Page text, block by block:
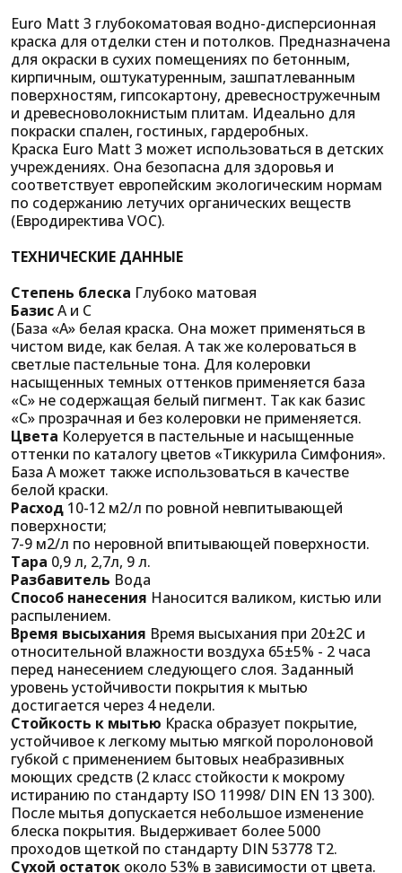
Euro Matt 3 глубокоматовая водно-дисперсионная
краска для отделки стен и потолков. Предназначена
для окраски в сухих помещениях по бетонным,
кирпичным, оштукатуренным, зашпатлеванным
поверхностям, гипсокартону, древесностружечным
и древесноволокнистым плитам. Идеально для
покраски спален, гостиных, гардеробных.
Краска Euro Matt 3 может использоваться в детских
учреждениях. Она безопасна для здоровья и
соответствует европейским экологическим нормам
по содержанию летучих органических веществ
(Евродиректива VOC).
ТЕХНИЧЕСКИЕ ДАННЫЕ
Степень блеска Глубоко матовая
БазисA и C
(База «А» белая краска. Она может применяться в
чистом виде, как белая. А так же колероваться в
светлые пастельные тона. Для колеровки
насыщенных темных оттенков применяется база
«С» не содержащая белый пигмент. Так как базис
«С» прозрачная и без колеровки не применяется.
Цвета Колеруется в пастельные и насыщенные
оттенки по каталогу цветов «Тиккурила Симфония».
База A может также использоваться в качестве
белой краски.
Расход 10-12 м2/л по ровной невпитывающей
поверхности;
7-9 м2/л по неровной впитывающей поверхности.
Тара 0,9 л, 2,7л, 9 л.
Разбавитель Вода
Способ нанесения Наносится валиком, кистью или
распылением.
Время высыхания Время высыхания при 20±2C и
относительной влажности воздуха 65±5% - 2 часа
перед нанесением следующего слоя. Заданный
уровень устойчивости покрытия к мытью
достигается через 4 недели.
Стойкость к мытью Краска образует покрытие,
устойчивое к легкому мытью мягкой поролоновой
губкой с применением бытовых неабразивных
моющих средств (2 класс стойкости к мокрому
истиранию по стандарту ISO 11998/ DIN EN 13 300).
После мытья допускается небольшое изменение
блеска покрытия. Выдерживает более 5000
проходов щеткой по стандарту DIN 53778 Т2.
Сухой остаток около 53% в зависимости от цвета.